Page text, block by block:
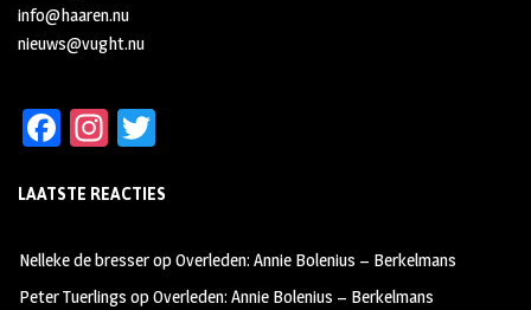
info@haaren.nu
nieuws@vught.nu
Fa
b
oo
k
In
ag
m
tt
LAATSTE REACTIES
Nelleke de bresseropOverleden: Annie Bolenius – Berkelmans
Peter Tuerlings opOverleden: Annie Bolenius – Berkelmans